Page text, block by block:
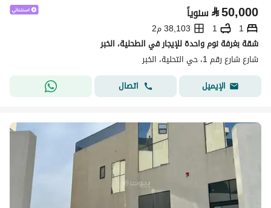
⃁50,000 سنوياً
1
1
38,103 م2
شقة بغرفة نوم واحدة للإيجار في الطحلية، الخبر
شارع شارع رقم 1، حي التحلية، الخبر
الإيميل
اتصال